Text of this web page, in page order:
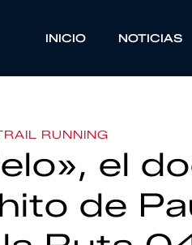
INICIO NOTICIAS
RUNNING
el
de